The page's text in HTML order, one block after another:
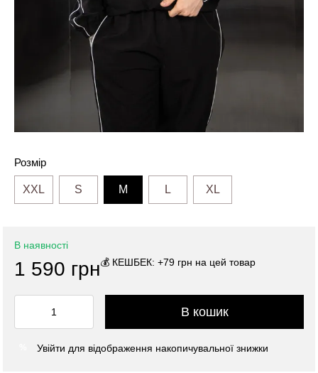
Розмір
XXL S M L XL
В наявності
1 590 грн💰 КЕШБЕК: +79 грн на цей товар
В кошик
Увійти для відображення накопичувальної знижки